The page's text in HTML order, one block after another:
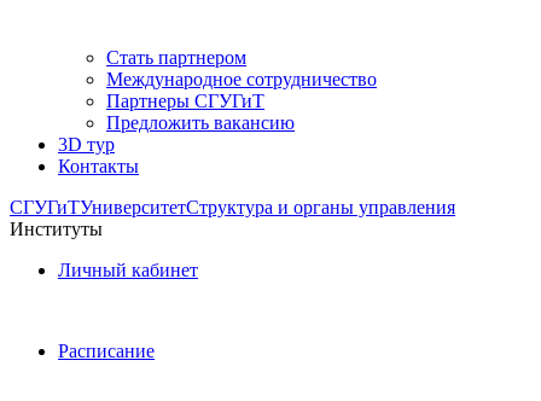
Стать партнером
Международное сотрудничество
Партнеры СГУГиТ
Предложить вакансию
3D тур
Контакты
СГУГиТУниверситетСтруктура и органы управления
Институты
Личный кабинет
Расписание